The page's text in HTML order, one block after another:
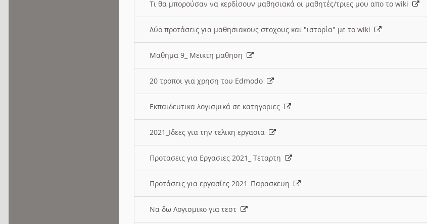
Τι θα μπορούσαν να κερδίσουν μαθησιακά οι μαθητές/τριες μου απο το wiki
Δύο προτάσεις για μαθησιακους στοχους και "ιστορία" με το wiki
Μαθημα 9_ Μεικτη μαθηση
20 τροποι για χρηση του Edmodo
Εκπαιδευτικα λογισμικά σε κατηγοριες
2021_Ιδεες για την τελικη εργασια
Προτασεις για Εργασιες 2021_ Τεταρτη
Προτάσεις για εργασίες 2021_Παρασκευη
Να δω Λογισμικο για τεστ